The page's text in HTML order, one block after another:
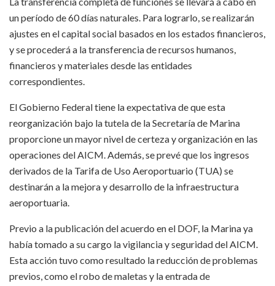
un período de 60 días naturales. Para lograrlo, se realizarán
ajustes en el capital social basados en los estados financieros,
y se procederá a la transferencia de recursos humanos,
financieros y materiales desde las entidades
correspondientes.
El Gobierno Federal tiene la expectativa de que esta
reorganización bajo la tutela de la Secretaría de Marina
proporcione un mayor nivel de certeza y organización en las
operaciones del AICM. Además, se prevé que los ingresos
derivados de la Tarifa de Uso Aeroportuario (TUA) se
destinarán a la mejora y desarrollo de la infraestructura
aeroportuaria.
Previo a la publicación del acuerdo en el DOF, la Marina ya
había tomado a su cargo la vigilancia y seguridad del AICM.
Esta acción tuvo como resultado la reducción de problemas
previos, como el robo de maletas y la entrada de